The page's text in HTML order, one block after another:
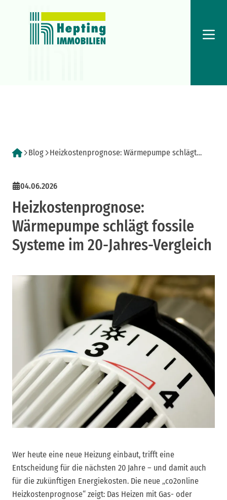
Blog
Heizkostenprognose: Wärmepumpe schlägt
04.06.2026
Heizkostenprognose:
Wärmepumpe schlägt fossile
Systeme im 20-Jahres-Vergleich
Wer heute eine neue Heizung einbaut, trifft eine
Entscheidung für die nächsten 20 Jahre – und damit auch
für die zukünftigen Energiekosten. Die neue „co2online
Heizkostenprognose“ zeigt: Das Heizen mit Gas- oder